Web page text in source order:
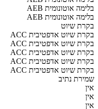
AEB בלימה אוטונומית
AEB בלימה אוטונומית
בקרת שיוט
ACC בקרת שיוט אדפטיבית
ACC בקרת שיוט אדפטיבית
ACC בקרת שיוט אדפטיבית
ACC בקרת שיוט אדפטיבית
ACC בקרת שיוט אדפטיבית
שמירת נתיב
אין
אין
אין